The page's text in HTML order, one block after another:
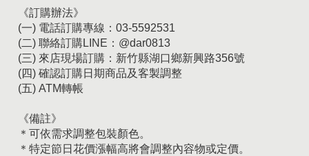
《訂購辦法》
(一) 電話訂購專線：03-5592531
(二) 聯絡訂購LINE：@dar0813
(三) 來店現場訂購：新竹縣湖口鄉新興路356號
(四) 確認訂購日期商品及客製調整
(五) ATM轉帳
《備註》
＊可依需求調整包裝顏色。
＊特定節日花價漲幅高將會調整內容物或定價。